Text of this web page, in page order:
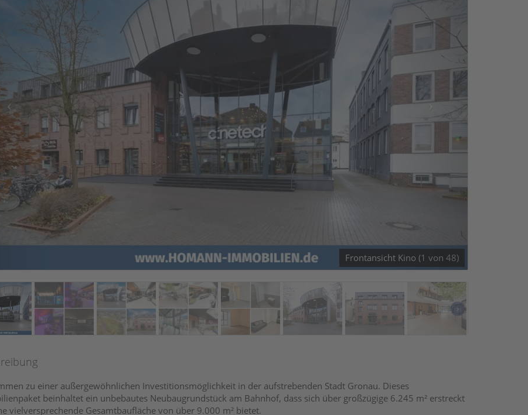
Frontansicht Kino (1 von 48)
zu einer außergewöhnlichen Investitionsmöglichkeit in der aufstrebenden Stadt Gronau. Dieses
beinhaltet ein unbebautes Neubaugrundstück am Bahnhof, dass sich über großzügige 6.245 m² erstreckt
vielversprechende Gesamtbaufläche von über 9.000 m² bietet.